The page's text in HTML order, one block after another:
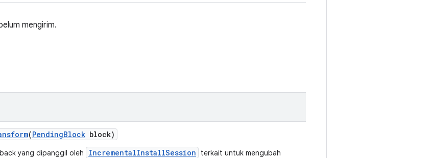
mengirim.
(PendingBlock block)
yang dipanggil oleh IncrementalInstallSession
terkait untuk mengubah